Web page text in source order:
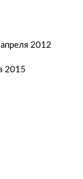
2012
2015